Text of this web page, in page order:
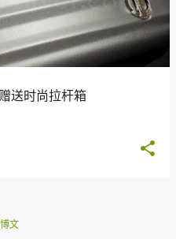
送时尚拉杆箱
文